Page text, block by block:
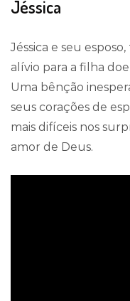
Jéssica
Jéssica e seu
alívio para a filha
Uma bênção
seus corações de
mais difíceis nos
amor de Deus.